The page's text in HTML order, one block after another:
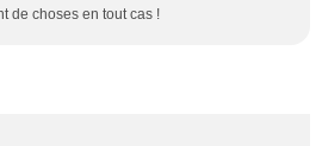
de choses en tout cas !